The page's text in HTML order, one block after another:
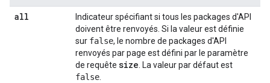
all
Indicateur spécifiant si tous les packages d'API
doivent être renvoyés. Si la valeur est définie
sur false, le nombre de packages d'API
renvoyés par page est défini par le paramètre
de requête size . La valeur par défaut est
false